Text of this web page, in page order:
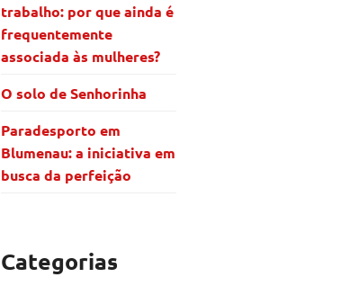
trabalho: por que ainda é
frequentemente
associada às mulheres?
O solo de Senhorinha
Paradesporto em
Blumenau: a iniciativa em
busca da perfeição
Categorias